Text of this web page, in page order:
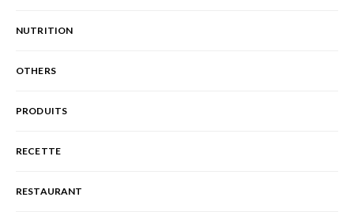
NUTRITION
OTHERS
PRODUITS
RECETTE
RESTAURANT